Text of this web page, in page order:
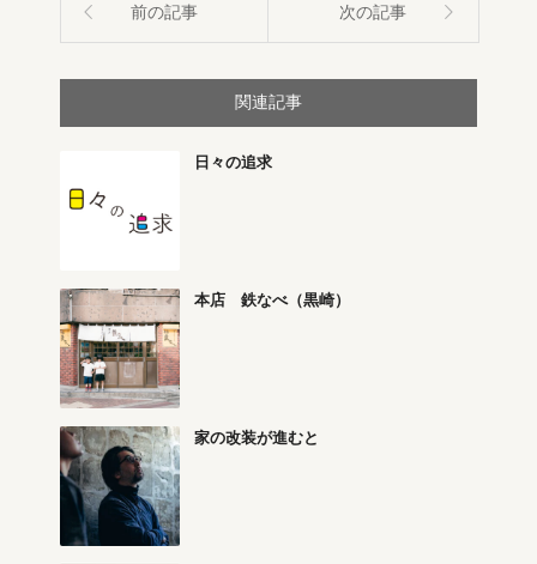
前の記事 次の記事
関連記事
日々の追求
本店 鉄なべ（黒崎）
家の改装が進むと